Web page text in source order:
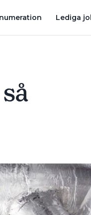
Lediga
NORRLAND –